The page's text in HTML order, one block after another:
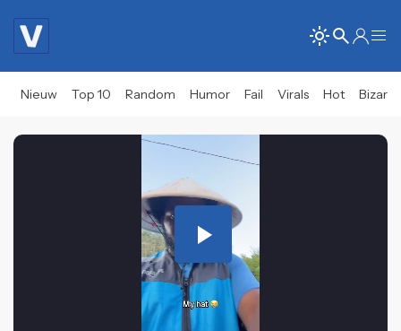
Nieuw Top 10 Random Humor Fail Virals Hot Bizar
Play
Video